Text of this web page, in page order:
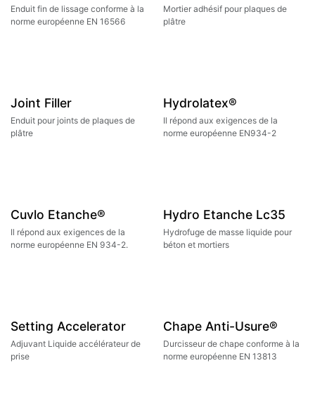
Enduit fin de lissage conforme à la
norme européenne EN 16566
Mortier adhésif pour plaques de
plâtre
Joint Filler
Enduit pour joints de plaques de
plâtre
Hydrolatex®
Il répond aux exigences de la
norme européenne EN934-2
Cuvlo Etanche®
Il répond aux exigences de la
norme européenne EN 934-2.
Hydro Etanche Lc35
Hydrofuge de masse liquide pour
béton et mortiers
Setting Accelerator
Adjuvant Liquide accélérateur de
prise
Chape Anti-Usure®
Durcisseur de chape conforme à la
norme européenne EN 13813